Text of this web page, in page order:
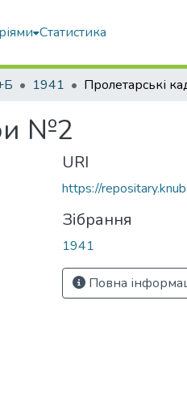
Статистика
1941 Пролетарські
№2
URI
https://
Зібрання
1941
Повна